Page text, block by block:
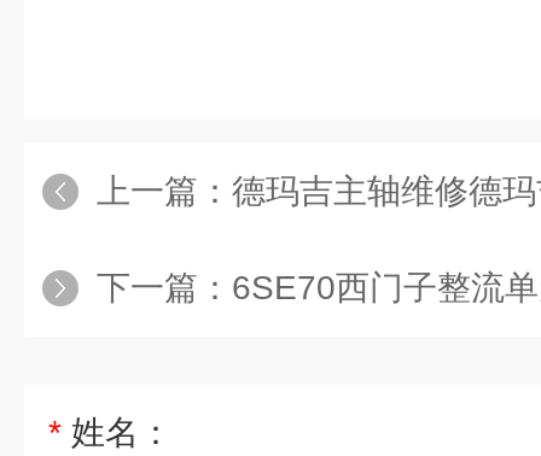
上一篇： 德玛吉主轴维修德玛吉
下一篇： 6SE70西门子整流
* 姓名：